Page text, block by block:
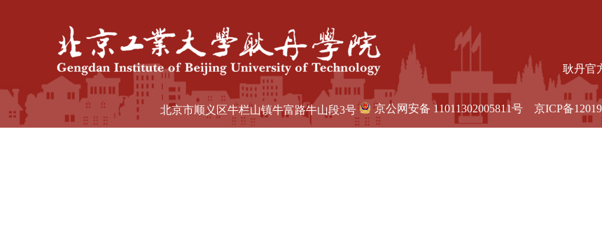
耿丹官
北京市顺义区牛栏山镇牛富路牛山段3号 京公网安备 11011302005811号 京ICP备